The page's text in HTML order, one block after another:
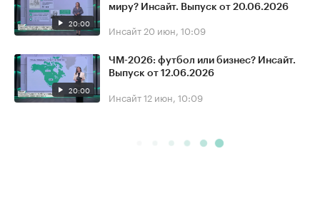
20:00
миру? Инсайт. Выпуск от 20.06.2026
Инсайт 20 июн, 10:09
20:00
ЧМ-2026: футбол или бизнес? Инсайт.
Выпуск от 12.06.2026
Инсайт12 июн, 10:09